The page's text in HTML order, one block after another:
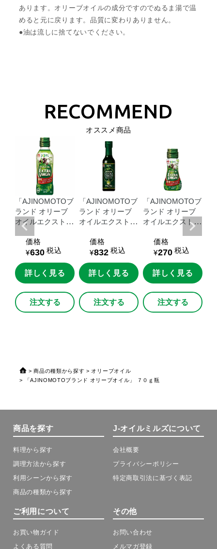
あります。オリーブオイルの成分ですのでぬるま湯で温
めると元に戻ります。品質に変わりありません。
●油は流しに捨てないでください。
オススメ商品
「AJINOMOTOブ
ランド オリーブ
オイルエクストラ
バージン」
０ｇ瓶
価格
¥630 税込
詳しく見る
注文する
「AJINOMOTOブ
ランド オリーブ
オイルエクストラ
FRUTIA
IUM」１８０ｇ瓶
価格
¥832 税込
詳しく見る
注文する
「AJINOMOTOブ
ランド オリーブ
オイルエクストラ
７０
ｇ瓶価格
¥270 税込
詳しく見る
注文する
商品の種類から探す
オリーブオイル
「AJINOMOTOブランド オリーブオイル」 ７０ｇ瓶
商品を探す
料理から探す
調理方法から探す
利用シーンから探す
商品の種類から探す
J-オイルミルズについて
会社概要
プライバシーポリシー
特定商取引法に基づく表記
ご利用について
お買い物ガイド
よくある質問
その他
お問い合わせ
メルマガ登録